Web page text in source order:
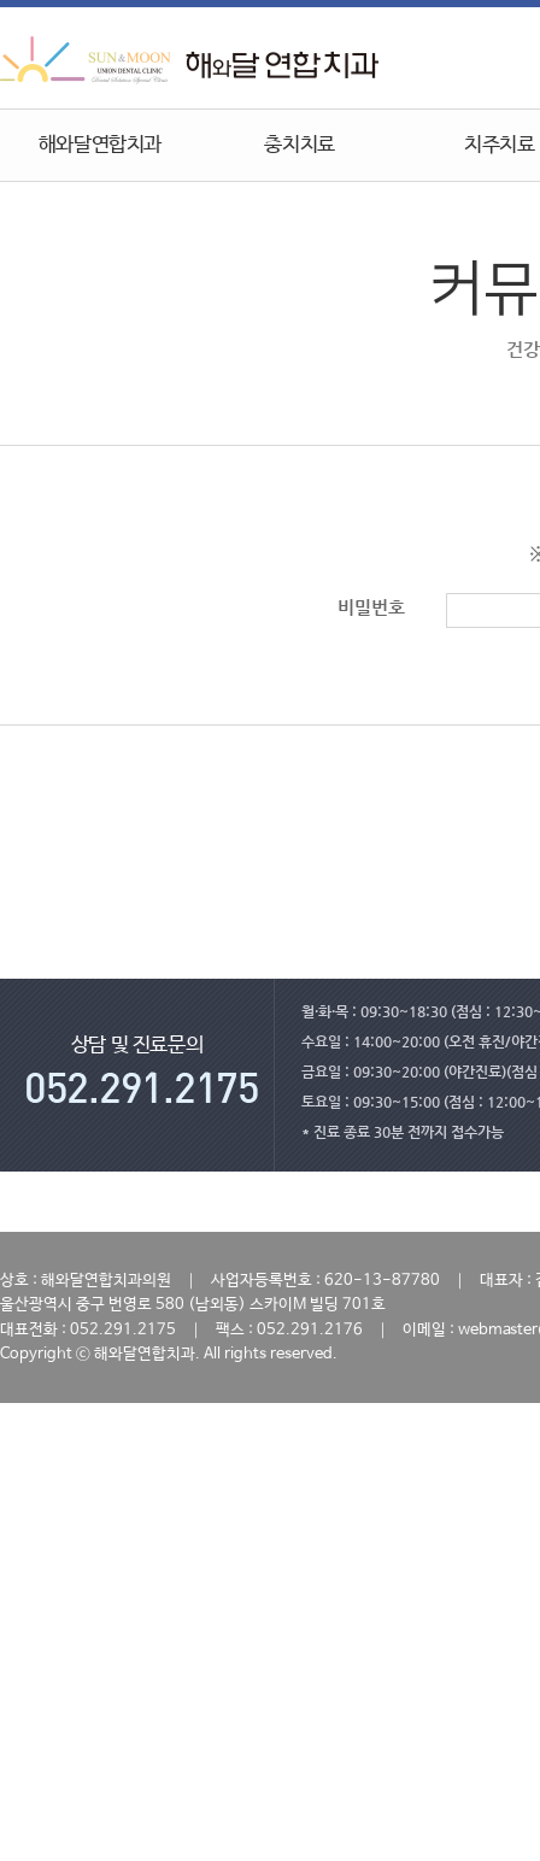
해와달연합치과 충치치료 치주치료
커
건
비밀번호
상담 및 진료문의
월·화·목 : 09:30~18:30 (점심 :
수요일 : 14:00~20:00 (오전 휴진/야간
금요일 : 09:30~20:00 (야간진료)(점
토요일 : 09:30~15:00 (점심 :
* 진료 종료 30분 전까지 접수가능
상호 : 해와달연합치과의원 사업자등록번호 : 620-13-87780
대표자 :
울산광역시 중구 번영로 580 (남외동) 스카이M 빌딩 701호
대표전화 : 052.291.2175
팩스 : 052.291.2176
이메일 :
Copyright ⓒ 해와달연합치과. All rights reserved.